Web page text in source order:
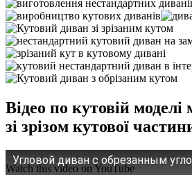
Відео по кутовій моделі
зі зрізом кутової
Угловой диван с обрезанным
Watch this video on YouTube